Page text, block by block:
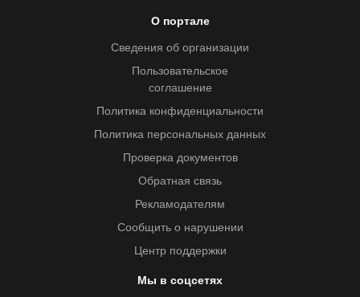
О портале
Сведения об организации
Пользовательское
соглашение
Политика конфиденциальности
Политика персональных данных
Проверка документов
Обратная связь
Рекламодателям
Сообщить о нарушении
Центр поддержки
Мы в соцсетях